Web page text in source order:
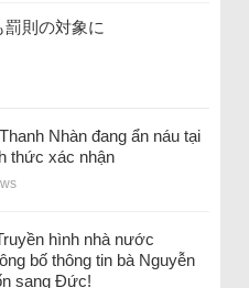
則の対象に
Nhàn đang ẩn náu tại
thức xác nhận
hình nhà nước
bố thông tin bà Nguyễn
sang Đức!